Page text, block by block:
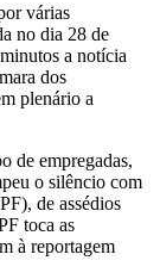
várias
no dia 28 de
a notícia
dos
plenário a
de empregadas,
o silêncio com
de assédios
toca as
à reportagem